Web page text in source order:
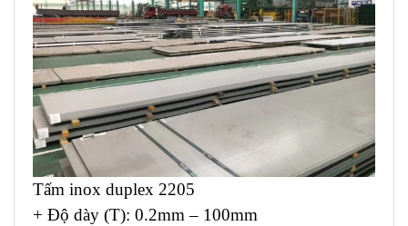
Tấm inox duplex 2205
+ Độ dày (T): 0.2mm – 100mm